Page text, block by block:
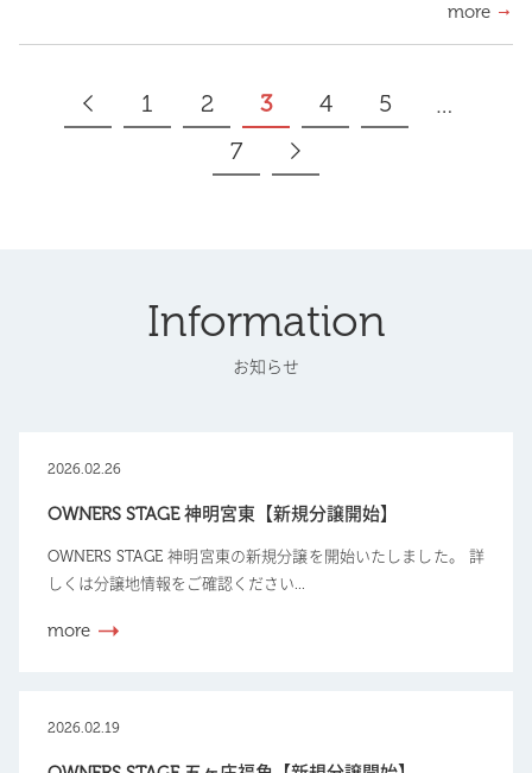
more
1 2 3 4 5
…
7
Information
お知らせ
2026.02.26
OWNERS STAGE 神明宮東【新規分譲開始】
OWNERS STAGE 神明宮東の新規分譲を開始いたしました。 詳
しくは分譲地情報をご確認ください...
more
2026.02.19